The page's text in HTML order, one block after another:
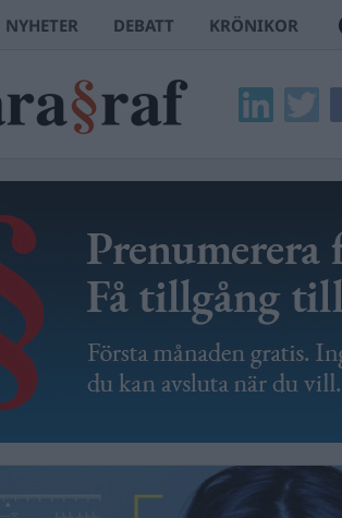
NYHETER DEBATT KRÖNIKOR